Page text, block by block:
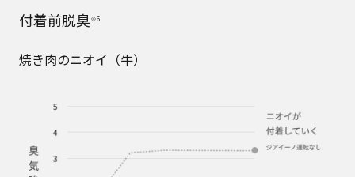
付着前脱臭※6
焼き肉のニオイ（牛）